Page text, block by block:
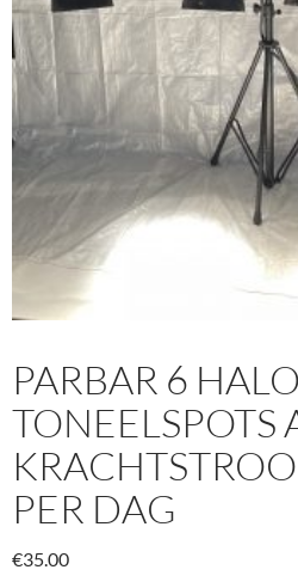
PARBAR 6
TONEELSPOTS
PER DAG
€35.00